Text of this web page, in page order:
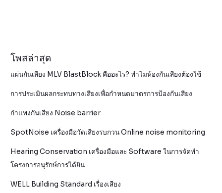
โพสล่าสุด
แผ่นกันเสียง MLV BlastBlock คืออะไร? ทำไมห้องกันเสียงต้องใช้
การประเมินผลกระทบทางเสียงเพื่อกำหนดมาตรการป้องกันเสียง
กำแพงกันเสียง Noise barrier
SpotNoise เครื่องมือวัดเสียงรบกวน Online noise monitoring
Hearing Conservation เครื่องมือและ Software ในการจัดทำ
โครงการอนุรักษ์การได้ยิน
WELL Building Standard เรื่องเสียง